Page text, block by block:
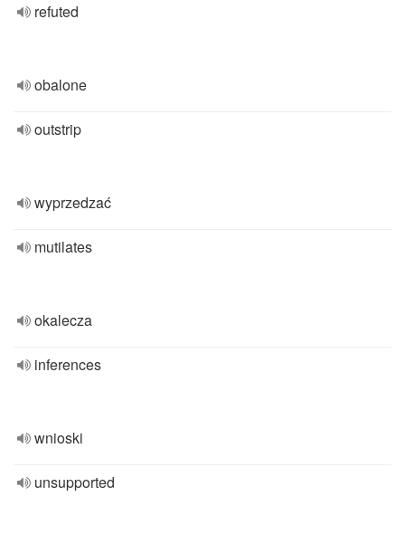
refuted
obalone
outstrip
wyprzedzać
mutilates
okalecza
inferences
wnioski
unsupported